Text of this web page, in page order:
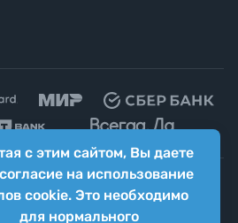
с этим сайтом, Вы даете
на использование
cookie. Это необходимо
для нормального
("Яркий Мир")